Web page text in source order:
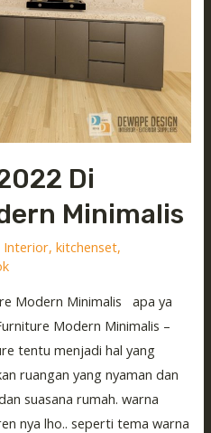
Di
Minimalis
Interior,kitchenset,
Modern Minimalis apa ya
Modern Minimalis –
tentu menjadi hal yang
ruangan yang nyaman dan
suasana rumah. warna
nya lho.. seperti tema warna